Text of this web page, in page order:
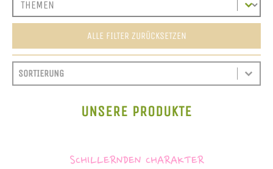
ALLE FILTER ZURÜCKSETZEN
SORTIEREN
SORT CONTENT
SORT CONTENT
UNSERE PRODUKTE
SCHILLERNDEN CHARAKTER